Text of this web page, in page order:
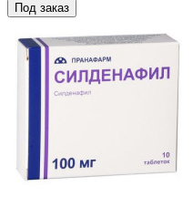
Под заказ